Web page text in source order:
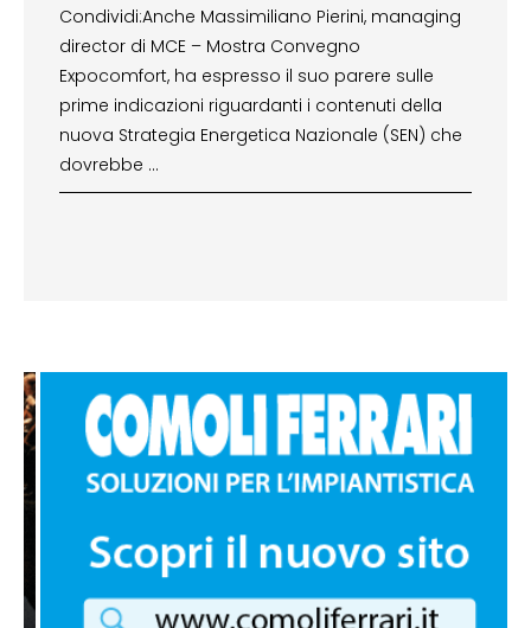
Condividi:Anche Massimiliano Pierini, managing
director di MCE – Mostra Convegno
Expocomfort, ha espresso il suo parere sulle
prime indicazioni riguardanti i contenuti della
nuova Strategia Energetica Nazionale (SEN) che
dovrebbe …